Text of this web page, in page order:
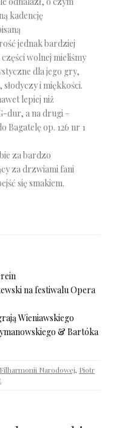
kadencję
jednak bardziej
części wolnej mieliśmy
dla jego gry,
i miękkości.
lepiej niż
dur, a na drugi –
Bagatelę op. 126 nr 1
za bardzo
za drzwiami fani
się smakiem.
na festiwalu Opera
Wieniawskiego
& Bartóka
Narodowej, Piotr